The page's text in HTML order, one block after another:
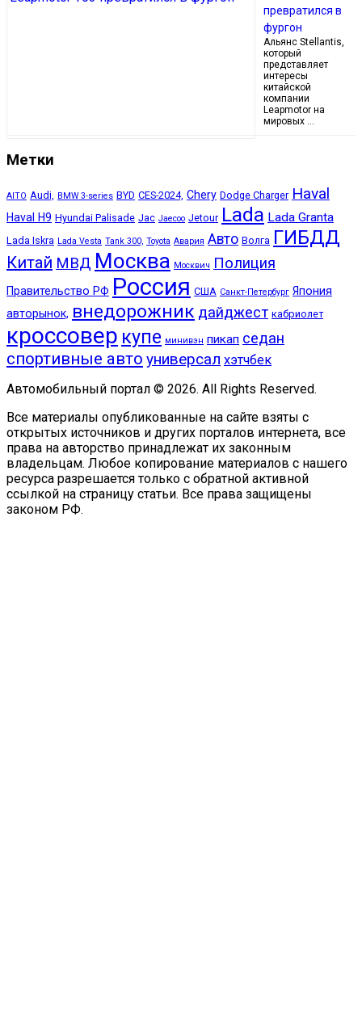
превратился в
фургон
Альянс Stellantis,
который
представляет
интересы
китайской
компании
Leapmotor на
мировых …
Метки
AITO Audi, BMW 3-series BYD CES-2024, Chery Dodge Charger Haval
Haval H9 Hyundai Palisade Jac Jaecoo Jetour Lada Lada Granta
Lada Iskra Lada Vesta Tank 300, Toyota Авария Авто Волга ГИБДД
Китай МВД Москва Москвич Полиция
Правительство РФ Россия США Санкт-Петербург Япония
авторынок, внедорожник дайджест кабриолет
кроссовер купе минивэн пикап седан
спортивные авто универсал хэтчбек
Автомобильный портал © 2026. All Rights Reserved.
Все материалы опубликованные на сайте взяты с
открытых источников и других порталов интернета, все
права на авторство принадлежат их законным
владельцам. Любое копирование материалов с нашего
ресурса разрешается только с обратной активной
ссылкой на страницу статьи. Все права защищены
законом РФ.